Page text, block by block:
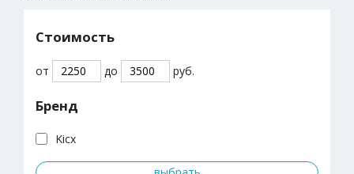
Стоимость
от до руб.
Бренд
Kicx